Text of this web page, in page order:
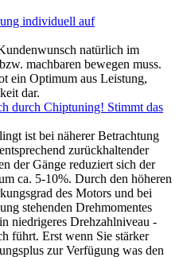
individuell auf
natürlich im
machbaren bewegen muss.
ein Optimum aus Leistung,
dar.
durch Chiptuning! Stimmt das
ist bei näherer Betrachtung
zurückhaltender
der Gänge reduziert sich der
ca. 5-10%. Durch den höheren
des Motors und bei
stehenden Drehmomentes
niedrigeres Drehzahlniveau -
führt. Erst wenn Sie stärker
zur Verfügung was den